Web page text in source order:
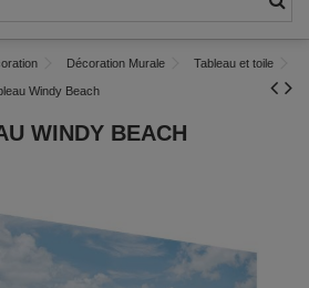
Décoration Murale Tableau et toile
Windy Beach
WINDY BEACH